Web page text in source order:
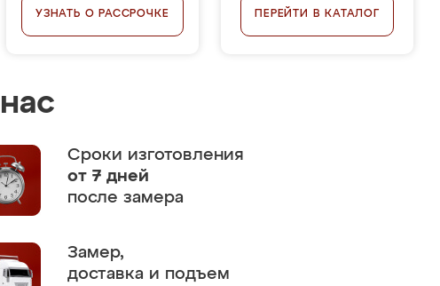
УЗНАТЬ О РАССРОЧКЕ ПЕРЕЙТИ В КАТАЛОГ
Сроки изготовления
от 7 дней
после замера
Замер,
доставка и подъем